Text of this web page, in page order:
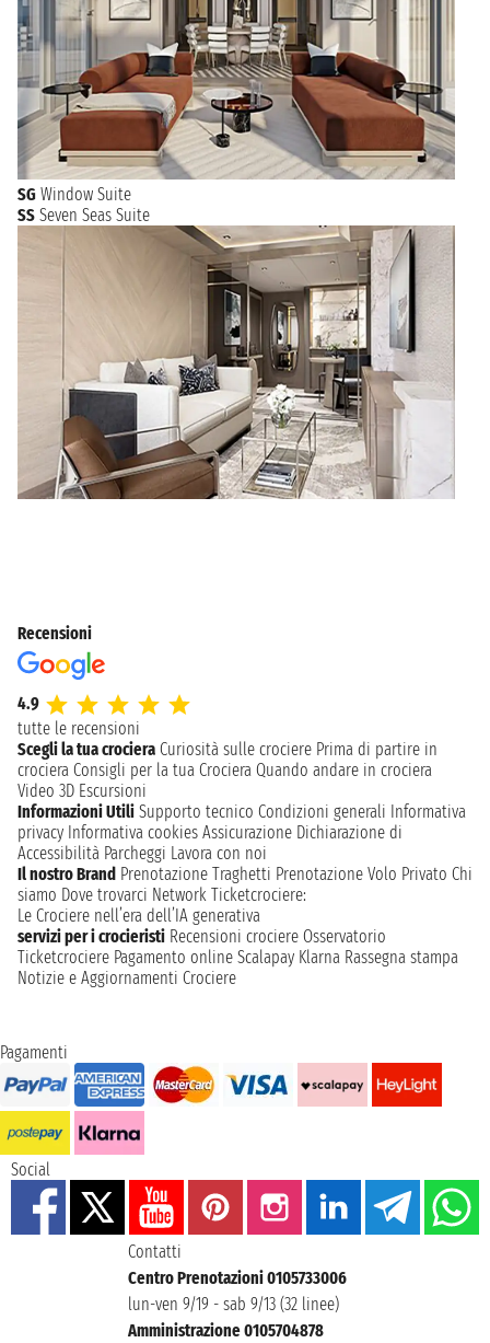
SG Window Suite
SS Seven Seas Suite
Recensioni
4.9
tutte le recensioni
Scegli la tua crociera Curiosità sulle crociere Prima di partire in
crociera Consigli per la tua Crociera Quando andare in crociera
Video 3D Escursioni
Informazioni Utili Supporto tecnico Condizioni generali Informativa
privacy Informativa cookies Assicurazione Dichiarazione di
Accessibilità Parcheggi Lavora con noi
Il nostro Brand Prenotazione Traghetti Prenotazione Volo Privato Chi
siamo Dove trovarci Network Ticketcrociere:
Le Crociere nell’era dell’IA generativa
servizi per i crocieristi Recensioni crociere Osservatorio
Ticketcrociere Pagamento online Scalapay Klarna Rassegna stampa
Notizie e Aggiornamenti Crociere
Pagamenti
Social
Contatti
Centro Prenotazioni 0105733006
lun-ven 9/19 - sab 9/13 (32 linee)
Amministrazione 0105704878